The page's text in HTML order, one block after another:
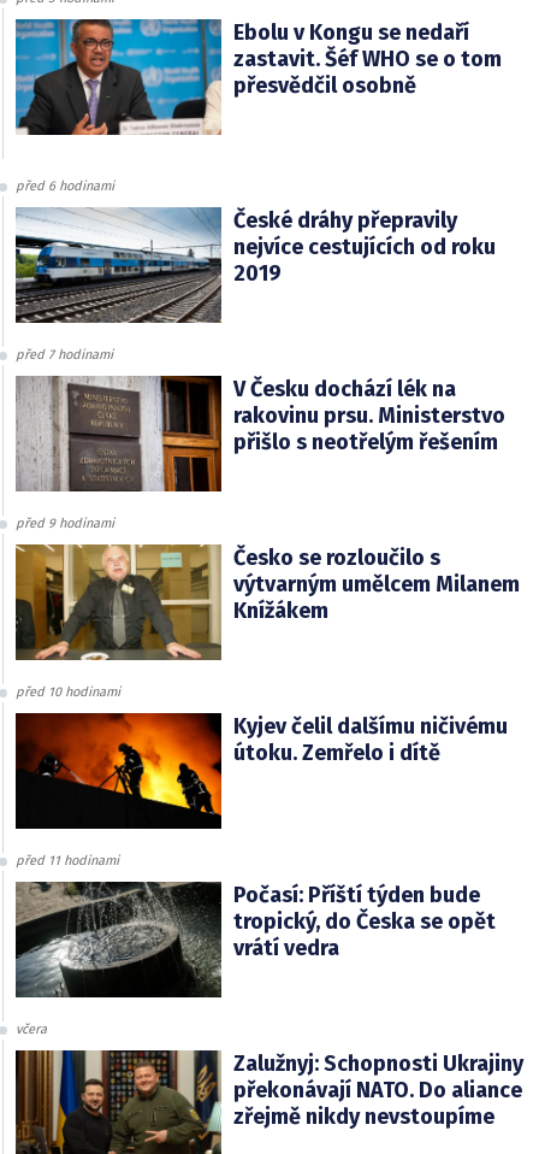
Ebolu v Kongu se nedaří
zastavit. Šéf WHO se o tom
přesvědčil osobně
před 6 hodinami
České dráhy přepravily
nejvíce cestujících od roku
2019
před 7 hodinami
V Česku dochází lék na
rakovinu prsu. Ministerstvo
přišlo s neotřelým řešením
před 9 hodinami
Česko se rozloučilo s
výtvarným umělcem Milanem
Knížákem
před 10 hodinami
Kyjev čelil dalšímu ničivému
útoku. Zemřelo i dítě
před 11 hodinami
Počasí: Příští týden bude
tropický, do Česka se opět
vrátí vedra
včera
Zalužnyj: Schopnosti Ukrajiny
překonávají NATO. Do aliance
zřejmě nikdy nevstoupíme